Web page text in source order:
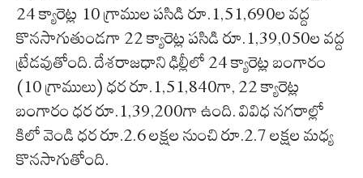
24 క్యారెట్ల 10 గ్రాముల పసిడి రూ.1,51,690ల వద్ద
కొనసాగుతుండగా 22 క్యారెట్ల పసిడి రూ.1,39,050ల వద్ద
ట్రేడవుతోంది. దేశరాజధాని ఢిల్లీలో 24 క్యారెట్ల బంగారం
(10 గ్రాములు) ధర రూ.1,51,840గా, 22 క్యారెట్ల
బంగారం ధర రూ.1,39,200గా ఉంది. వివిధ నగరాల్లో
కిలో వెండి ధర రూ.2.6 లక్షల నుంచి రూ.2.7 లక్షల మధ్య
కొనసాగుతోంది.